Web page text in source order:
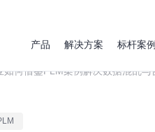
产品 解决方案 标杆案例
如何借鉴PLM案例解决数据混乱与